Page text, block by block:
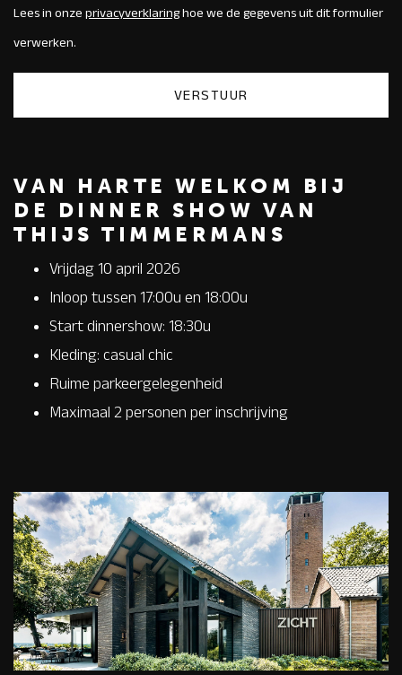
Lees in onze privacyverklaringhoe we de gegevens uit dit formulier
verwerken.
VAN HARTE WELKOM BIJ
DE DINNER SHOW VAN
THIJS TIMMERMANS
Vrijdag 10 april 2026
Inloop tussen 17:00u en 18:00u
Start dinnershow: 18:30u
Kleding: casual chic
Ruime parkeergelegenheid
Maximaal 2 personen per inschrijving